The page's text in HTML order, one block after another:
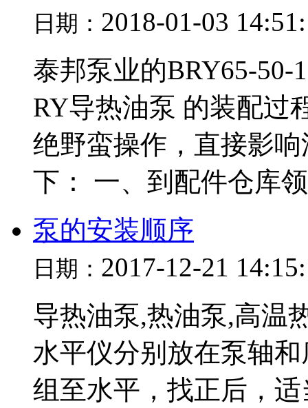
日期： 2018-01-03
泰邦泵业的BRY65-50-
RY导热油泵 的装配过
绝野蛮操作，直接影
下： 一、到配件仓库
泵的安装顺序
日期： 2017-12-21
导热油泵,热油泵,高温
水平仪分别放在泵轴
组至水平，找正后，